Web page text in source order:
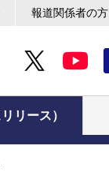
報道関係者の方
リース）